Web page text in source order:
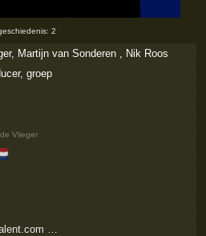
2
Martijn van Sonderen , Nik Roos
groep
Vlieger
…